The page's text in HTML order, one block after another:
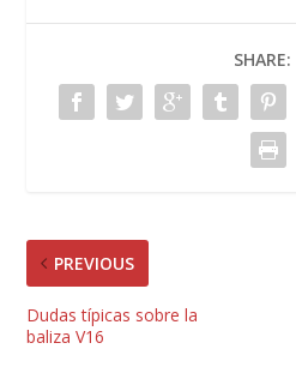
SHARE:
PREVIOUS
Dudas típicas sobre la
baliza V16